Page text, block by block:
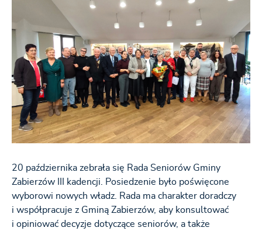
20 października zebrała się Rada Seniorów Gminy
Zabierzów III kadencji. Posiedzenie było poświęcone
wyborowi nowych władz. Rada ma charakter doradczy
i współpracuje z Gminą Zabierzów, aby konsultować
i opiniować decyzje dotyczące seniorów, a także